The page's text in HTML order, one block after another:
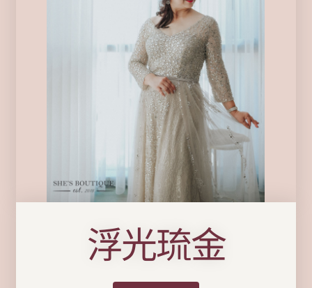
聯名合作
預約方式
浮光琉金